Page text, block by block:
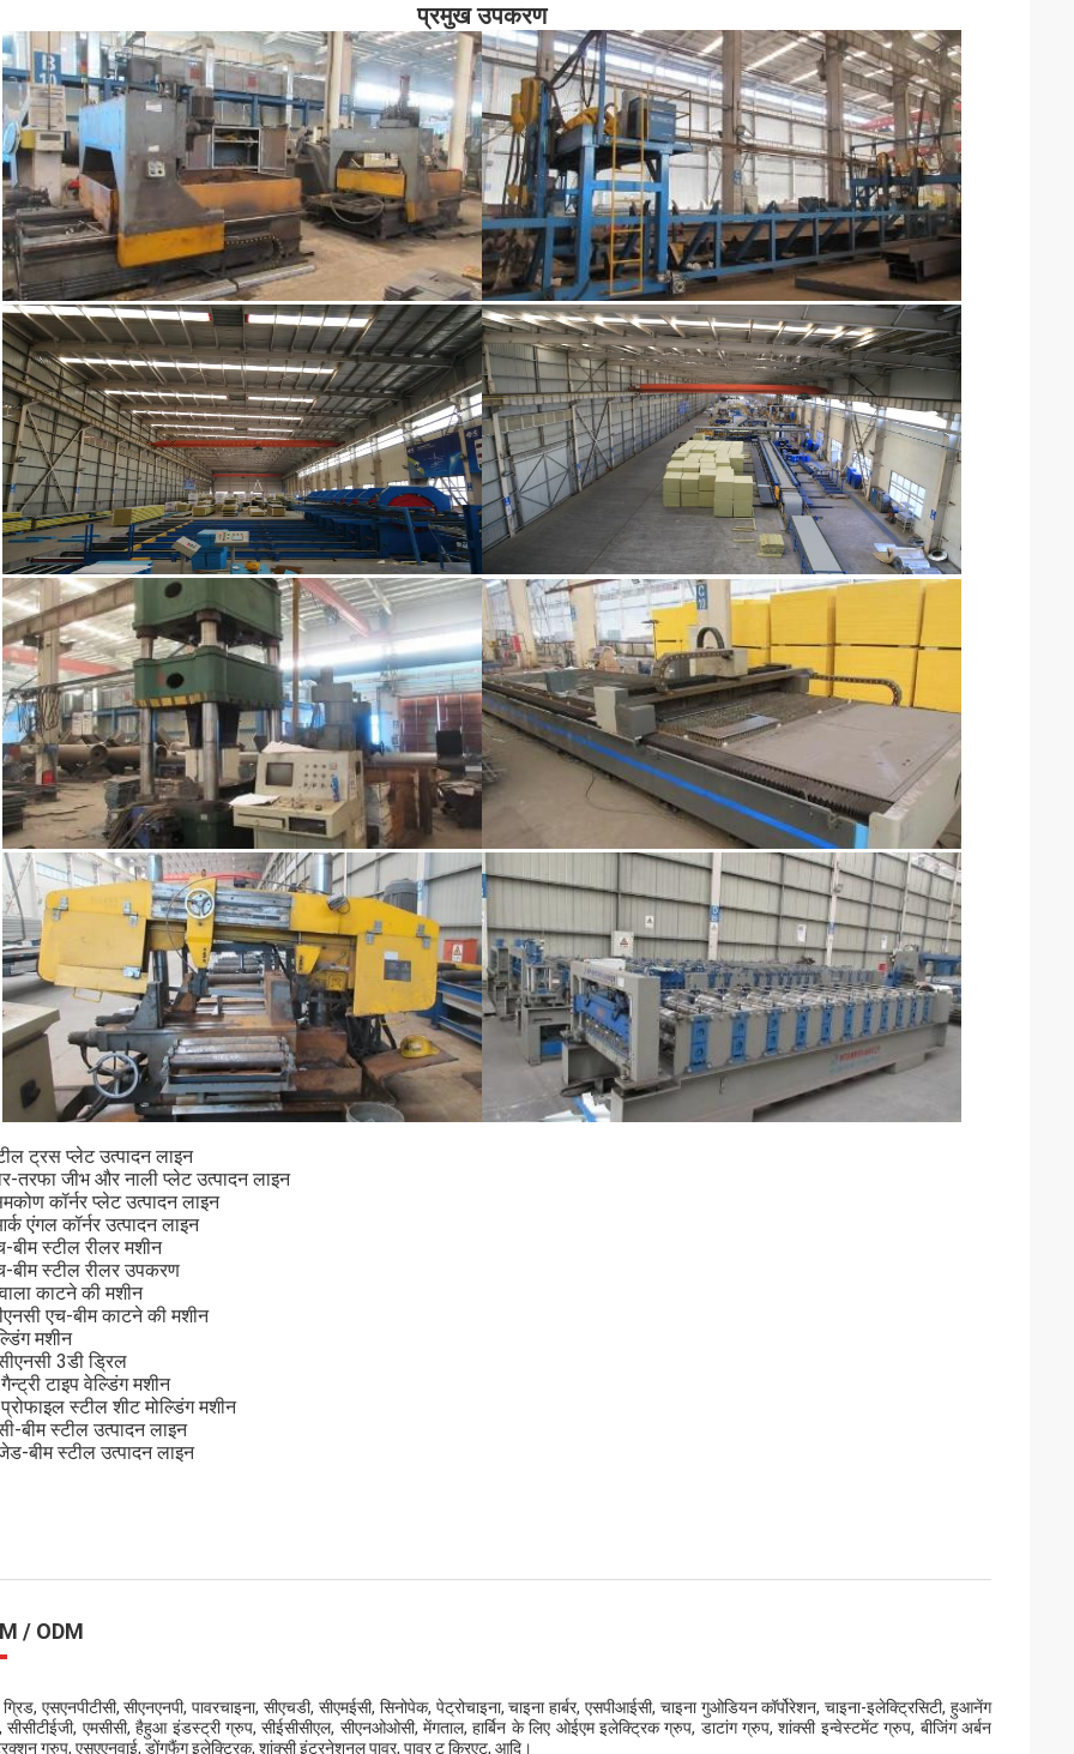
प्रमुख उपकरण
ट्रस प्लेट उत्पादन लाइन
तरफा जीभ और नाली प्लेट उत्पादन लाइन
कॉर्नर प्लेट उत्पादन लाइन
एंगल कॉर्नर उत्पादन लाइन
बीम स्टील रीलर मशीन
बीम स्टील रीलर उपकरण
काटने की मशीन
एच-बीम काटने की मशीन
मशीन
3डी ड्रिल
टाइप वेल्डिंग मशीन
स्टील शीट मोल्डिंग मशीन
बीम स्टील उत्पादन लाइन
बीम स्टील उत्पादन लाइन
/ ODM
एसएनपीटीसी, सीएनएनपी, पावरचाइना, सीएचडी, सीएमईसी, सिनोपेक, पेट्रोचाइना, चाइना हार्बर, एसपीआईसी, चाइना गुओडियन कॉर्पोरेशन, चाइना-इलेक्ट्रिसिटी, हुआनेंग
सीसीटीईजी, एमसीसी, हैहुआ इंडस्ट्री ग्रुप, सीईसीसीएल, सीएनओओसी, मेंगताल, हार्बिन के लिए ओईएम इलेक्ट्रिक ग्रुप, डाटांग ग्रुप, शांक्सी इन्वेस्टमेंट ग्रुप, बीजिंग अर्बन
ग्रुप, एसएएनवाई, डोंगफैंग इलेक्ट्रिक, शांक्सी इंटरनेशनल पावर, पावर टू क्रिएट, आदि।